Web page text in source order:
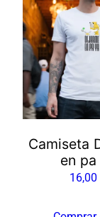
Camiseta
en pa
16,00